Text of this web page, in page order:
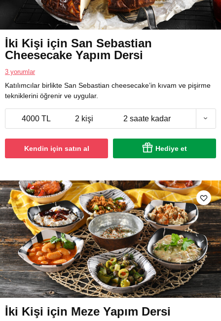
İki Kişi için San Sebastian
Cheesecake Yapım Dersi
3 yorumlar
Katılımcılar birlikte San Sebastian cheesecake’in kıvam ve pişirme
tekniklerini öğrenir ve uygular.
4000 TL 2 kişi 2 saate kadar
Kendin için satın al Hediye et
İki Kişi için Meze Yapım Dersi